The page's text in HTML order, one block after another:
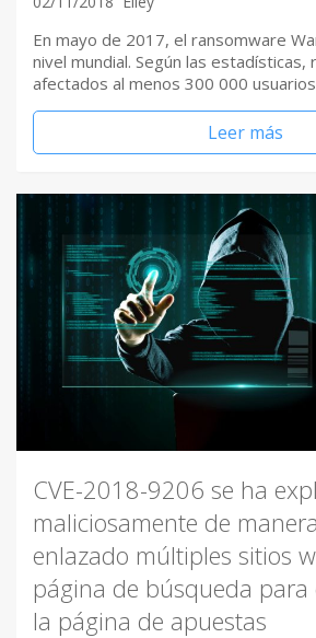
En mayo de 2017, el ransomware
nivel mundial. Según las estadísticas,
afectados al menos 300 000
Leer más
CVE-2018-9206 se ha
maliciosamente de
enlazado múltiples sitios
página de búsqueda para
la página de apuestas